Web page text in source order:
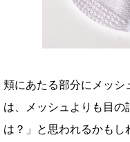
頬にあたる部分にメッ
は、メッシュよりも目
は？」と思われるかもし